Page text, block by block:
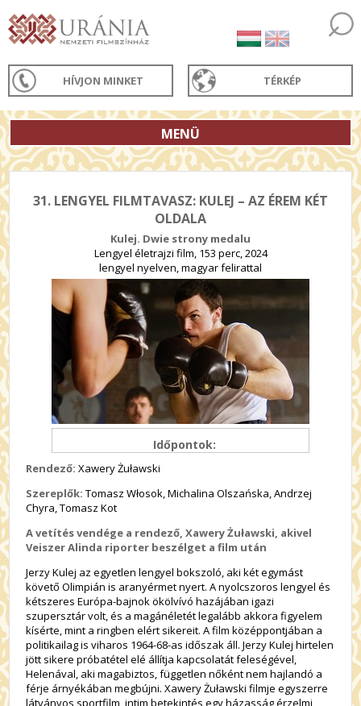
HÍVJON MINKET TÉRKÉP
MENÜ
31. LENGYEL FILMTAVASZ: KULEJ – AZ ÉREM KÉT
OLDALA
Kulej. Dwie strony medalu
Lengyel életrajzi film, 153 perc, 2024
lengyel nyelven, magyar felirattal
Időpontok:
Rendező: Xawery Żuławski
Szereplők: Tomasz Włosok, Michalina Olszańska, Andrzej
Chyra, Tomasz Kot
A vetítés vendége a rendező, Xawery Żuławski, akivel
Veiszer Alinda riporter beszélget a film után
Jerzy Kulej az egyetlen lengyel bokszoló, aki két egymást
követő Olimpián is aranyérmet nyert. A nyolcszoros lengyel és
kétszeres Európa-bajnok ökölvívó hazájában igazi
szupersztár volt, és a magánéletét legalább akkora figyelem
kísérte, mint a ringben elért sikereit. A film középpontjában a
politikailag is viharos 1964-68-as időszak áll. Jerzy Kulej hirtelen
jött sikere próbatétel elé állítja kapcsolatát feleségével,
Helenával, aki magabiztos, független nőként nem hajlandó a
férje árnyékában megbújni. Xawery Żuławski filmje egyszerre
látványos sportfilm, intim betekintés egy házasság érzelmi